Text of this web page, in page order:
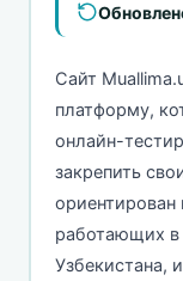
Сайт
платформу,
онлайн-
закрепить
ориентирован
работающих в
Узбекистана,